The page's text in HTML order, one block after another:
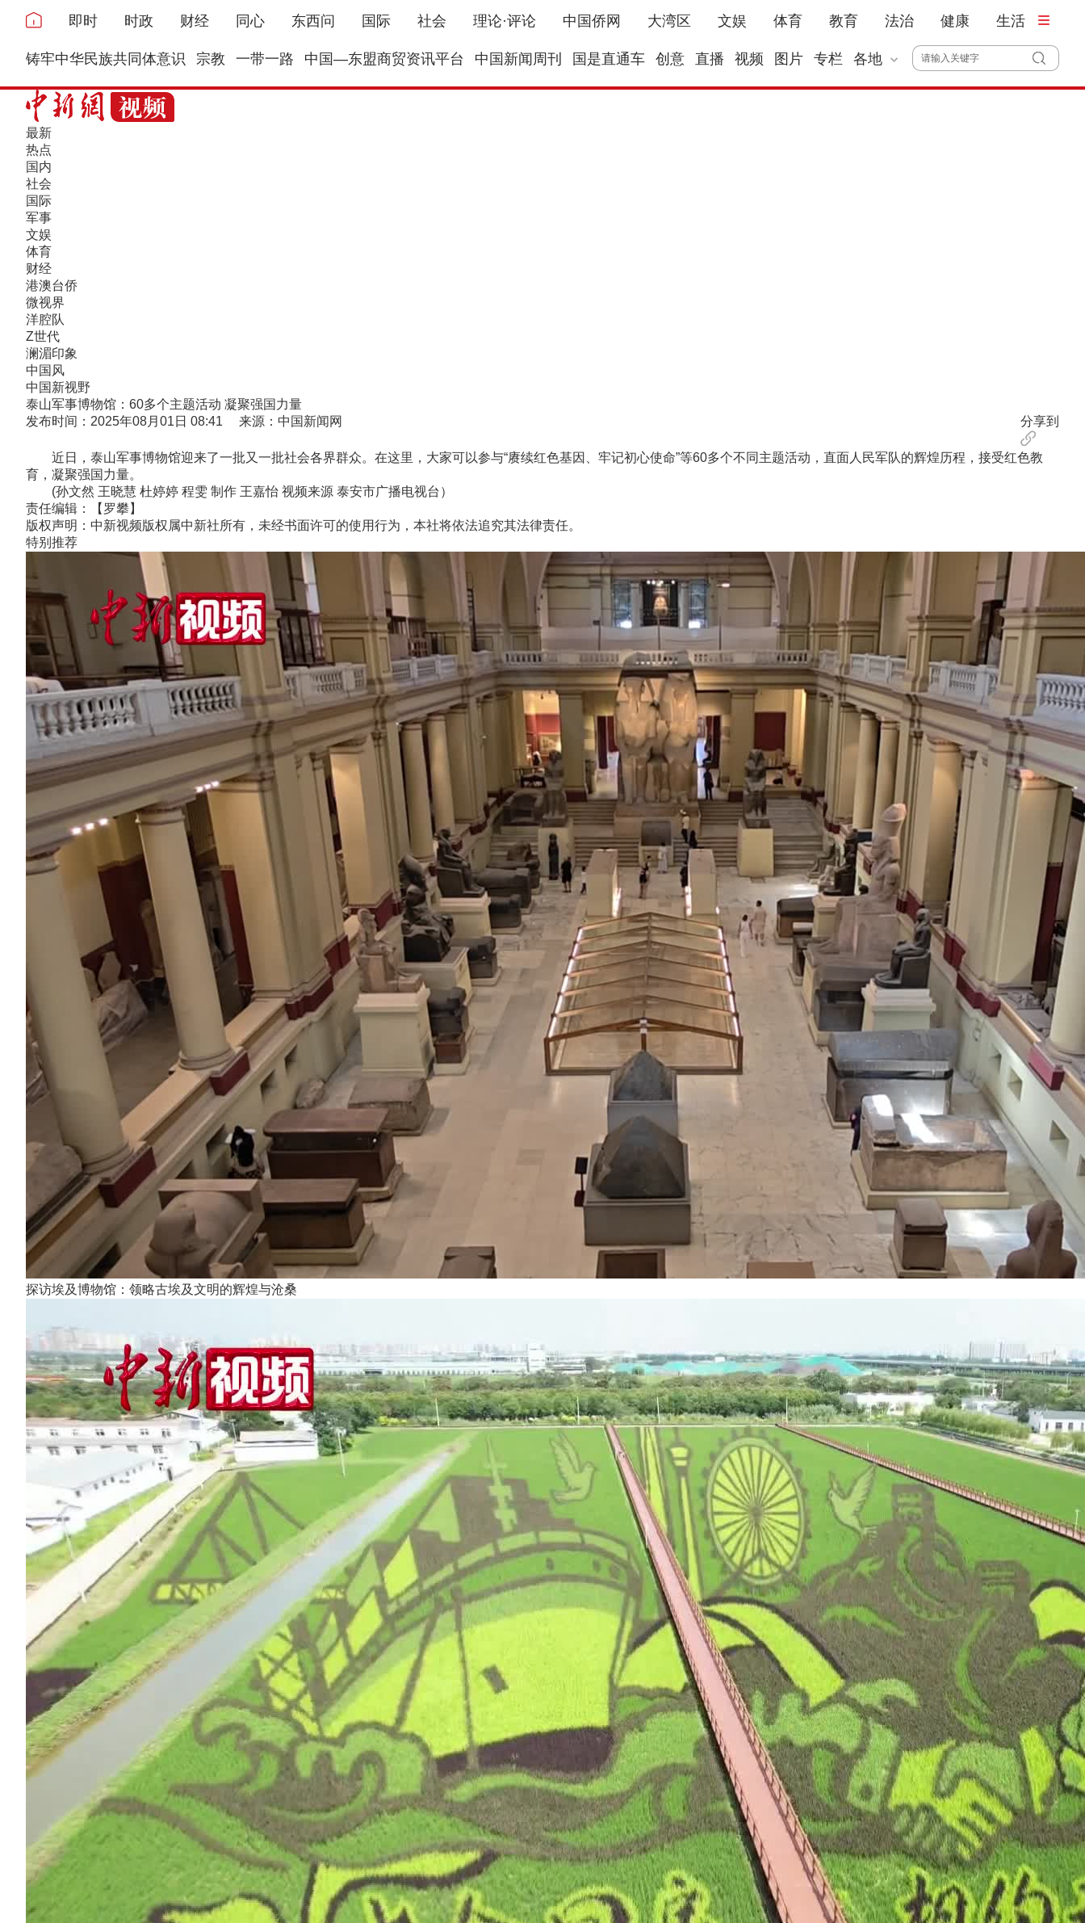
即时 时政 财经 同心 东西问 国际 社会 理论·评论 中国侨网 大湾区 文娱 体育 教育 法治 健康 生活
铸牢中华民族共同体意识 宗教 一带一路 中国—东盟商贸资讯平台 中国新闻周刊 国是直通车 创意 直播 视频 图片 专栏 各地
最新
热点
国内
社会
国际
军事
文娱
体育
财经
港澳台侨
微视界
洋腔队
Z世代
澜湄印象
中国风
中国新视野
泰山军事博物馆：60多个主题活动 凝聚强国力量
发布时间：2025年08月01日 08:41 来源：中国新闻网
分享到
近日，泰山军事博物馆迎来了一批又一批社会各界群众。在这里，大家可以参与“赓续红色基因、牢记初心使命”等60多个不同主题活动，直面人民军队的辉煌历程，接受红色教
育，凝聚强国力量。
(孙文然 王晓慧 杜婷婷 程雯 制作 王嘉怡 视频来源 泰安市广播电视台）
责任编辑：【罗攀】
版权声明：中新视频版权属中新社所有，未经书面许可的使用行为，本社将依法追究其法律责任。
特别推荐
探访埃及博物馆：领略古埃及文明的辉煌与沧桑